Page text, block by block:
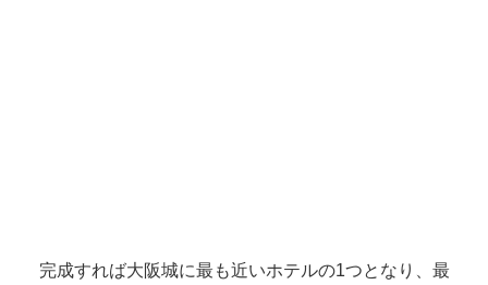
完成すれば大阪城に最も近いホテルの1つとなり、最